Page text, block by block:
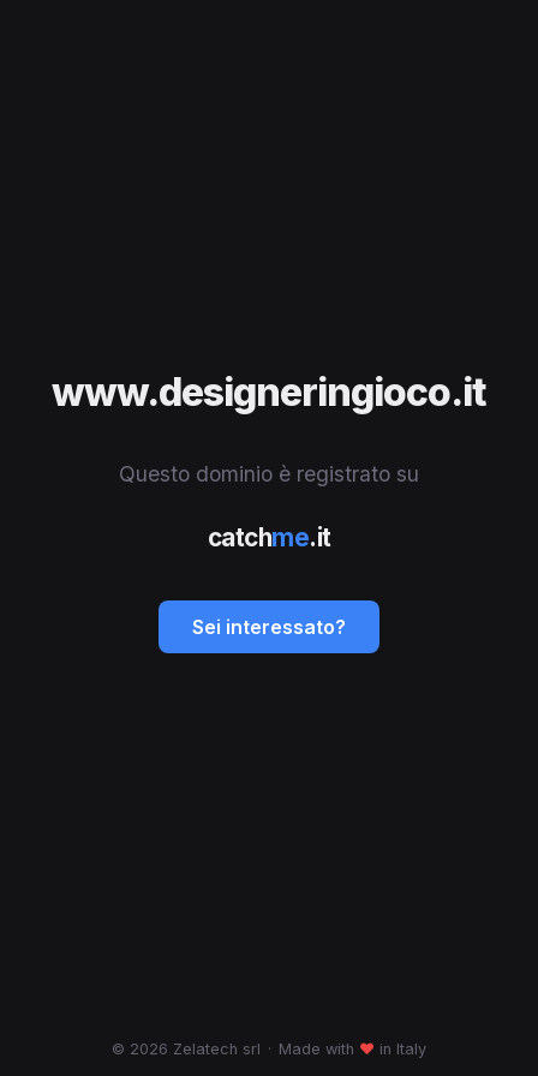
www.designeringioco.it
Questo dominio è registrato su
catchme.it
Sei interessato?
© 2026 Zelatech srl · Made with ♥ in Italy